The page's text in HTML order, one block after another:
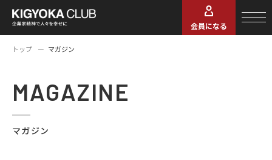
会員になる
トップ マガジン
MAGAZINE
マガジン